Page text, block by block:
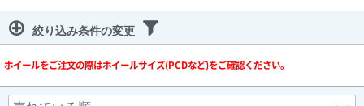
絞り込み条件の変更
ホイールをご注文の際はホイールサイズ(PCDなど)をご確認ください。